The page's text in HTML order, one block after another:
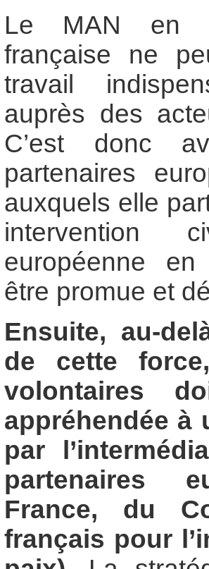
Le MAN en
française ne
travail
auprès des
C’est donc
partenaires
auxquels elle
intervention
européenne en
être promue et
Ensuite, au-
de cette
volontaires
appréhendée à
par
partenaires
France, du
français pour